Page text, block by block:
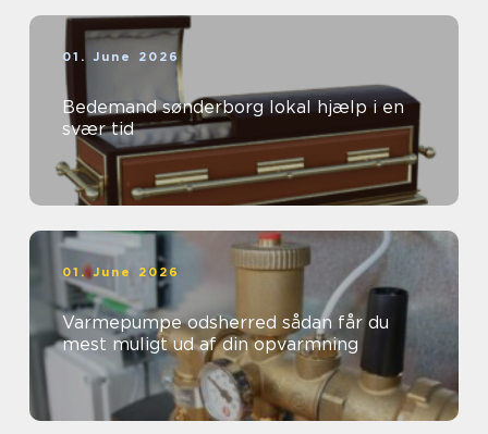
01. June 2026
Bedemand sønderborg lokal hjælp i en
svær tid
01. June 2026
Varmepumpe odsherred sådan får du
mest muligt ud af din opvarmning